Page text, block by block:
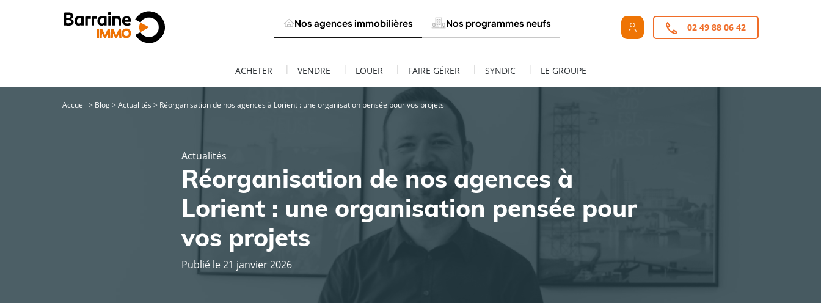
Nos agences immobilières Nos programmes neufs 02 49 88 06 42
ACHETER | VENDRE | LOUER | FAIRE GÉRER | SYNDIC | LE GROUPE
Actualités
Réorganisation de nos agences à
Lorient : une organisation pensée pour
vos projets
Publié le 21 janvier 2026
Accueil > Blog> Actualités > Réorganisation de nos agences à Lorient : une organisation pensée pour vos projets